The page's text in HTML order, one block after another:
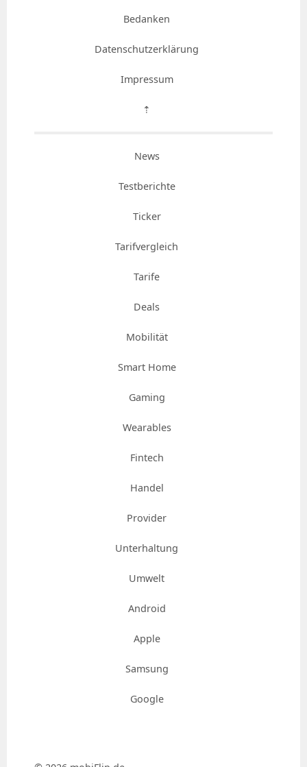
Bedanken
Datenschutzerklärung
Impressum
⇡
News
Testberichte
Ticker
Tarifvergleich
Tarife
Deals
Mobilität
Smart Home
Gaming
Wearables
Fintech
Handel
Provider
Unterhaltung
Umwelt
Android
Apple
Samsung
Google